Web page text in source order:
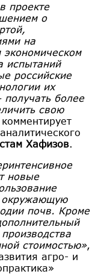
проекте
о
на
испытаний
российские
их
более
свою
Хафизов.
новые
окружающую
почв. Кроме
стоимостью»,
агро- и